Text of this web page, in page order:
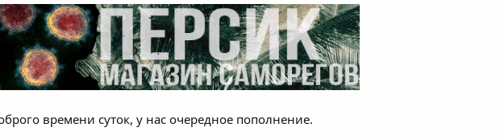
времени суток, у нас очередное пополнение.